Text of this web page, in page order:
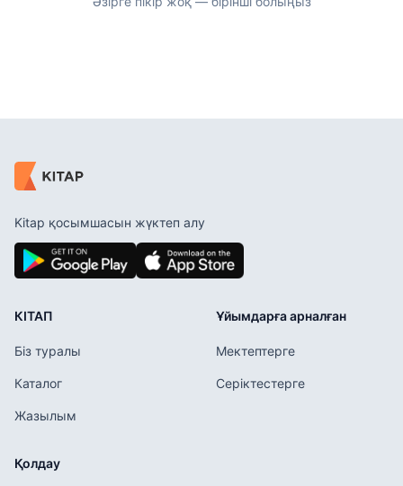
Kitap қосымшасын жүктеп алу
КІТАП
Біз туралы
Каталог
Жазылым
Ұйымдарға арналған
Мектептерге
Серіктестерге
Қолдау